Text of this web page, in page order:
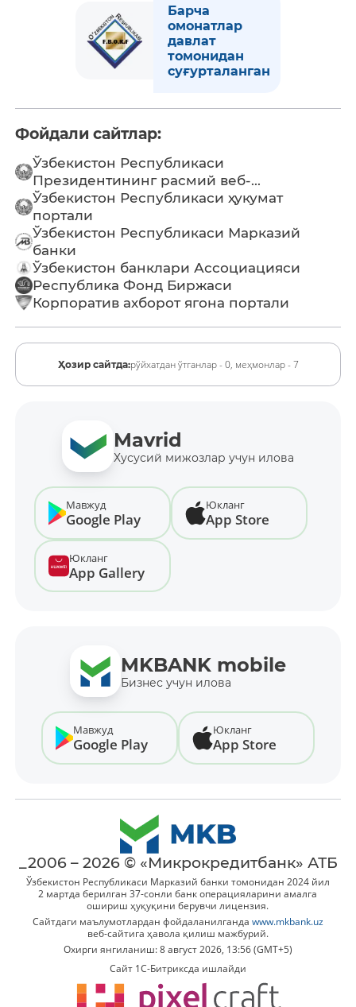
Барча
омонатлар
давлат
томонидан
суғурталанган
Фойдали сайтлар:
Ўзбекистон Республикаси
Президентининг расмий веб-...
Ўзбекистон Республикаси ҳукумат
портали
Ўзбекистон Республикаси Марказий
банки
Ўзбекистон банклари Ассоциацияси
Республика Фонд Биржаси
Корпоратив ахборот ягона портали
Ҳозир сайтда:рўйхатдан ўтганлар - 0, меҳмонлар - 7
Mavrid
Хусусий мижозлар учун илова
Мавжуд
Google Play
Юкланг
App Store
Юкланг
App Gallery
MKBANK mobile
Бизнес учун илова
Мавжуд
Google Play
Юкланг
App Store
_2006 – 2026 © «Микрокредитбанк» АТБ
Ўзбекистон Республикаси Марказий банки томонидан 2024 йил
2 мартда берилган 37-сонли банк операцияларини амалга
ошириш ҳуқуқини берувчи лицензия.
Сайтдаги маълумотлардан фойдаланилганда www.mkbank.uz
веб-сайтига ҳавола қилиш мажбурий.
Охирги янгиланиш: 8 август 2026, 13:56 (GMT+5)
Сайт 1C-Битриксда ишлайди